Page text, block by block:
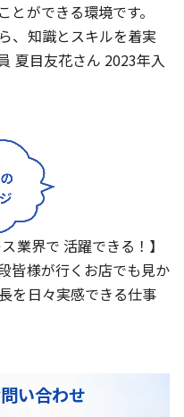
ができる環境です。
、知識とスキルを着実
夏目友花さん 2023年入
業界で 活躍できる！】
皆様が行くお店でも見か
を日々実感できる仕事
い合わせ